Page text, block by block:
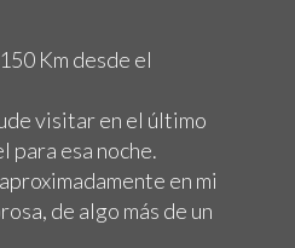
Km desde el
visitar en el último
para esa noche.
en mi
de algo más de un